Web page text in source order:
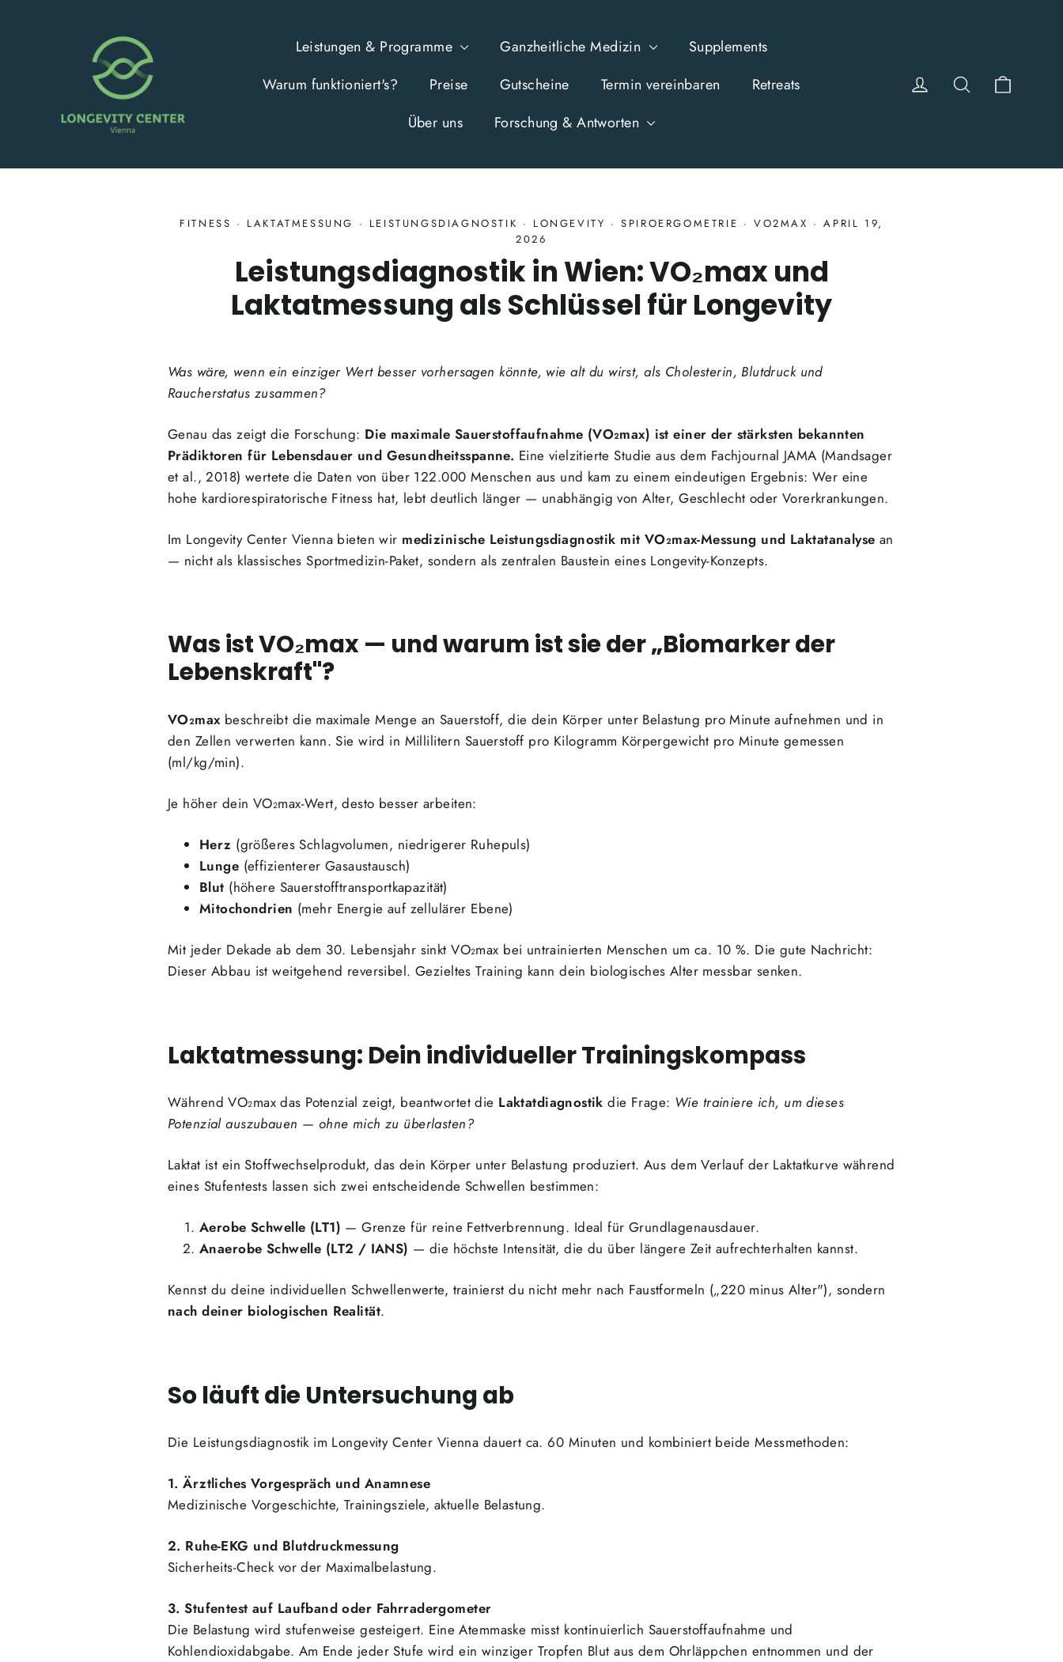
Leistungen & Programme Ganzheitliche Medizin
Supplements
Warum funktioniert's?
Preise Gutscheine Termin vereinbaren
Retreats
Über uns
Forschung & Antworten
EinloggenSuche
FITNESS · LAKTATMESSUNG · LEISTUNGSDIAGNOSTIK · LONGEVITY ·SPIROERGOMETRIE ·VO2MAX ·APRIL 19,
2026
Leistungsdiagnostik in Wien: VO₂max und
Laktatmessung als Schlüssel für Longevity
Was wäre, wenn ein einziger Wert besser vorhersagen könnte, wie alt du wirst, als Cholesterin, Blutdruck und
Raucherstatus zusammen?
Genau das zeigt die Forschung: Die maximale Sauerstoffaufnahme (VO₂max) ist einer der stärksten bekannten
Prädiktoren für Lebensdauer und Gesundheitsspanne. Eine vielzitierte Studie aus dem Fachjournal JAMA (Mandsager
et al., 2018) wertete die Daten von über 122.000 Menschen aus und kam zu einem eindeutigen Ergebnis: Wer eine
hohe kardiorespiratorische Fitness hat, lebt deutlich länger — unabhängig von Alter, Geschlecht oder Vorerkrankungen.
Im Longevity Center Vienna bieten wir medizinische Leistungsdiagnostik mit VO₂max-Messung und Laktatanalyse an
— nicht als klassisches Sportmedizin-Paket, sondern als zentralen Baustein eines Longevity-Konzepts.
Was ist VO₂max — und warum ist sie der „Biomarker der
Lebenskraft"?
VO₂maxbeschreibt die maximale Menge an Sauerstoff, die dein Körper unter Belastung pro Minute aufnehmen und in
den Zellen verwerten kann. Sie wird in Millilitern Sauerstoff pro Kilogramm Körpergewicht pro Minute gemessen
(ml/kg/min).
Je höher dein VO₂max-Wert, desto besser arbeiten:
Herz (größeres Schlagvolumen, niedrigerer Ruhepuls)
Lunge (effizienterer Gasaustausch)
Blut (höhere Sauerstofftransportkapazität)
Mitochondrien (mehr Energie auf zellulärer Ebene)
Mit jeder Dekade ab dem 30. Lebensjahr sinkt VO₂max bei untrainierten Menschen um ca. 10 %. Die gute Nachricht:
Dieser Abbau ist weitgehend reversibel. Gezieltes Training kann dein biologisches Alter messbar senken.
Laktatmessung: Dein individueller Trainingskompass
Während VO₂max das Potenzial zeigt, beantwortet die Laktatdiagnostik die Frage: Wie trainiere ich, um dieses
Potenzial auszubauen — ohne mich zu überlasten?
Laktat ist ein Stoffwechselprodukt, das dein Körper unter Belastung produziert. Aus dem Verlauf der Laktatkurve während
eines Stufentests lassen sich zwei entscheidende Schwellen bestimmen:
Aerobe Schwelle (LT1) — Grenze für reine Fettverbrennung. Ideal für Grundlagenausdauer.
Anaerobe Schwelle (LT2 / IANS) — die höchste Intensität, die du über längere Zeit aufrechterhalten kannst.
Kennst du deine individuellen Schwellenwerte, trainierst du nicht mehr nach Faustformeln („220 minus Alter"), sondern
nach deiner biologischen Realität.
So läuft die Untersuchung ab
Die Leistungsdiagnostik im Longevity Center Vienna dauert ca. 60 Minuten und kombiniert beide Messmethoden:
1. Ärztliches Vorgespräch und Anamnese
Medizinische Vorgeschichte, Trainingsziele, aktuelle Belastung.
2. Ruhe-EKG und Blutdruckmessung
Sicherheits-Check vor der Maximalbelastung.
3. Stufentest auf Laufband oder Fahrradergometer
Die Belastung wird stufenweise gesteigert. Eine Atemmaske misst kontinuierlich Sauerstoffaufnahme und
Kohlendioxidabgabe. Am Ende jeder Stufe wird ein winziger Tropfen Blut aus dem Ohrläppchen entnommen und der